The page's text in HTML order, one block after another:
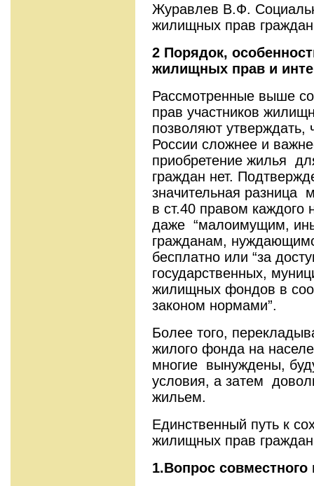
Журавлев В.Ф.
жилищных прав
2 Порядок,
жилищных прав и
Рассмотренные выше
прав участников
позволяют
России сложнее и
приобретение жилья
граждан нет.
значительная
в ст.40 правом
даже “малоимущим,
гражданам,
бесплатно или “за
государственных,
жилищных фондов в
законом нормами”.
Более того,
жилого фонда на
многие вынуждены,
условия, а затем
жильем.
Единственный путь к
жилищных прав
1.Вопрос